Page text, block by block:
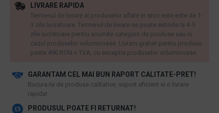
GARANTAM CEL MAI BUN RAPORT CALITATE-PRET!
​Bucura-te de produse calitative, suport eficient si o livrare
rapida!
PRODUSUL POATE FI RETURNAT!
LIVRARE RAPIDA
Termenul de livrare al produselor aflate in stoc este este de 1-
3 zile lucratoare. Termenul de livrare se poate extinde la 4-5
zile lucratoare pentru anumite categorii de produse sau in
cazul produselor voluminoase. Livram gratuit pentru produse
peste 490 RON + TVA, cu exceptia produselor voluminoase.